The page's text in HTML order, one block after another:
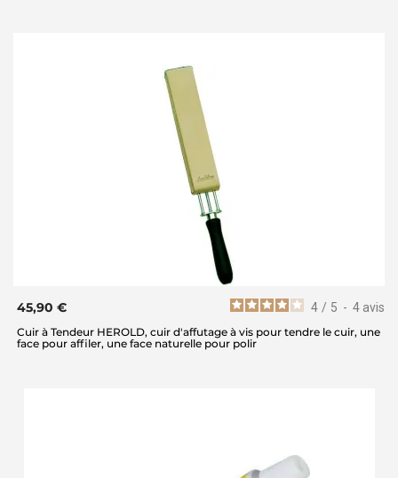
4 / 5 - 4 avis
45,90 €
Cuir à Tendeur HEROLD, cuir d'affutage à vis pour tendre le cuir, une
face pour affiler, une face naturelle pour polir